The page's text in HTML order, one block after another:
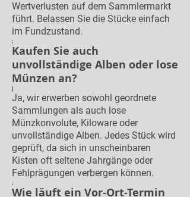
Wertverlusten auf dem Sammlermarkt
führt. Belassen Sie die Stücke einfach
im Fundzustand.
;
Kaufen Sie auch
unvollständige Alben oder lose
Münzen an?
|
Ja, wir erwerben sowohl geordnete
Sammlungen als auch lose
Münzkonvolute, Kiloware oder
unvollständige Alben. Jedes Stück wird
geprüft, da sich in unscheinbaren
Kisten oft seltene Jahrgänge oder
Fehlprägungen verbergen können.
;
Wie läuft ein Vor-Ort-Termin